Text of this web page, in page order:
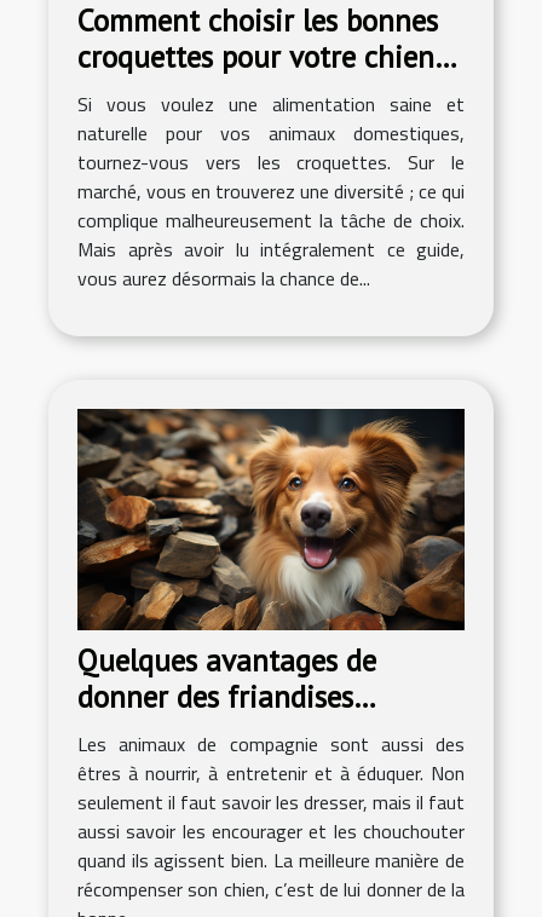
Comment choisir les bonnes
croquettes pour votre chien
ou votre chat ?
Si vous voulez une alimentation saine et
naturelle pour vos animaux domestiques,
tournez-vous vers les croquettes. Sur le
marché, vous en trouverez une diversité ; ce qui
complique malheureusement la tâche de choix.
Mais après avoir lu intégralement ce guide,
vous aurez désormais la chance de...
Quelques avantages de
donner des friandises
naturelles à son chien
Les animaux de compagnie sont aussi des
êtres à nourrir, à entretenir et à éduquer. Non
seulement il faut savoir les dresser, mais il faut
aussi savoir les encourager et les chouchouter
quand ils agissent bien. La meilleure manière de
récompenser son chien, c’est de lui donner de la